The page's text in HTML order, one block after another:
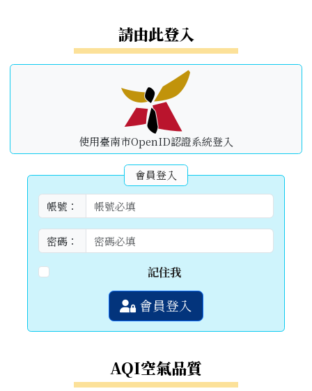
請由此登入
使用臺南市OpenID認證系統登入
會員登入
帳號：
密碼：
記住我
會員登入
AQI空氣品質